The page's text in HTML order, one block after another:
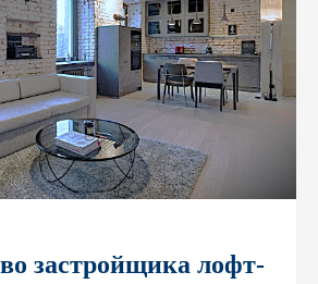
застройщика лофт-